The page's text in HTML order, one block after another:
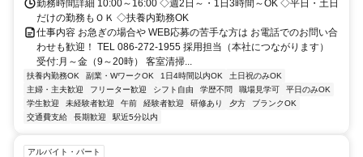
勤務時間詳細 10:00～16:00 ◇週2日～・1日3時間～OK ◇平日・土日
だけの勤務もＯＫ ◇扶養内勤務OK
仕事内容 お急ぎの場合や WEB応募の苦手な方は お電話でのお問い合
わせも歓迎！ TEL 086-272-1955 採用担当（本社につながります）
受付:月～金（9～20時） 客室清掃...
扶養内勤務OK 副業・WワークOK 1日4時間以内OK
土日祝のみOK
主婦・主夫歓迎
フリーター歓迎 シフト自由 学歴不問 職場見学可
平日のみOK
学生歓迎
未経験者歓迎 午前 経験者歓迎 研修あり 夕方
ブランクOK
交通費支給
長期歓迎 駅近5分以内
アルバイト・パート